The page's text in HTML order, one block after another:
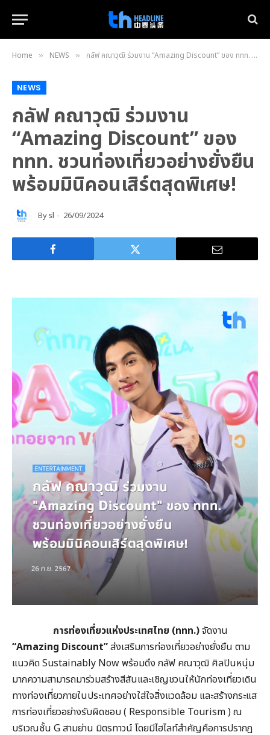
Home » NEWS » กลัฟ คณาวุฒิ ร่วมงาน “Amazing Discount” ของ ททท. ชวนท่องเที่ยวอย่างยั่งยืน พร้อมมินิคอนเสิร์ตสุดพิเศษ!
NEWS
กลัฟ คณาวุฒิ ร่วมงาน
“Amazing Discount” ของ
ททท. ชวนท่องเที่ยวอย่างยั่งยืน
พร้อมมินิคอนเสิร์ตสุดพิเศษ!
Bysl 26/09/2024
การท่องเที่ยวแห่งประเทศไทย (ททท.)จัดงาน
“Amazing Discount”ส่งเสริมการท่องเที่ยวอย่างยั่งยืน ตาม
แนวคิด Sustainably Now พร้อมดึง กลัฟ คณาวุฒิ ศิลปินหนุ่ม
มากความสามารถมาร่วมสร้างสีสันและเชิญชวนให้นักท่องเที่ยวเดิน
ทางท่องเที่ยวภายในประเทศอย่างใส่ใจสิ่งแวดล้อม และสร้างกระแส
การท่องเที่ยวอย่างรับผิดชอบ ( Responsible Tourism ) ณ
บริเวณชั้น G สามย่าน มิตรทาวน์ โดยมีไฮไลท์สำคัญคือการปรากฏ